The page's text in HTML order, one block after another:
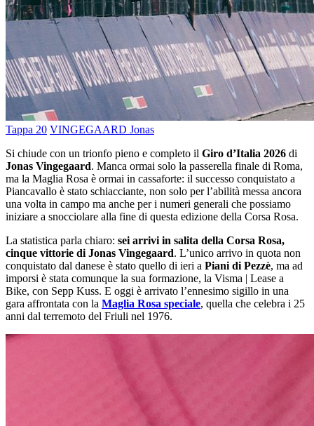
Tappa 20 VINGEGAARD Jonas
Si chiude con un trionfo pieno e completo il Giro d’Italia 2026 di
Jonas Vingegaard. Manca ormai solo la passerella finale di Roma,
ma la Maglia Rosa è ormai in cassaforte: il successo conquistato a
Piancavallo è stato schiacciante, non solo per l’abilità messa ancora
una volta in campo ma anche per i numeri generali che possiamo
iniziare a snocciolare alla fine di questa edizione della Corsa Rosa.
La statistica parla chiaro: sei arrivi in salita della Corsa Rosa,
cinque vittorie di Jonas Vingegaard. L’unico arrivo in quota non
conquistato dal danese è stato quello di ieri a Piani di Pezzè, ma ad
imporsi è stata comunque la sua formazione, la Visma | Lease a
Bike, con Sepp Kuss. E oggi è arrivato l’ennesimo sigillo in una
gara affrontata con la Maglia Rosa speciale, quella che celebra i 25
anni dal terremoto del Friuli nel 1976.